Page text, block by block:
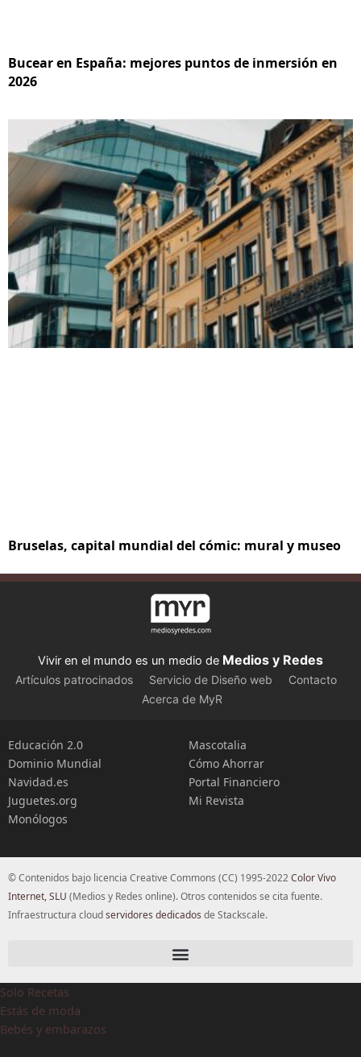
Bucear en España: mejores puntos de inmersión en
2026
Bruselas, capital mundial del cómic: mural y museo
Vivir en el mundo es un medio de Medios y Redes
Artículos patrocinados Servicio de Diseño web
Contacto
Acerca de MyR
Educación 2.0
Dominio Mundial
Navidad.es
Juguetes.org
Monólogos
Mascotalia
Cómo Ahorrar
Portal Financiero
Mi Revista
© Contenidos bajo licencia Creative Commons (CC) 1995-2022Color Vivo
Internet, SLU (Medios y Redes online). Otros contenidos se cita fuente.
Infraestructura cloudservidores dedicados de Stackscale.
Solo Recetas
Estás de moda
Bebés y embarazos